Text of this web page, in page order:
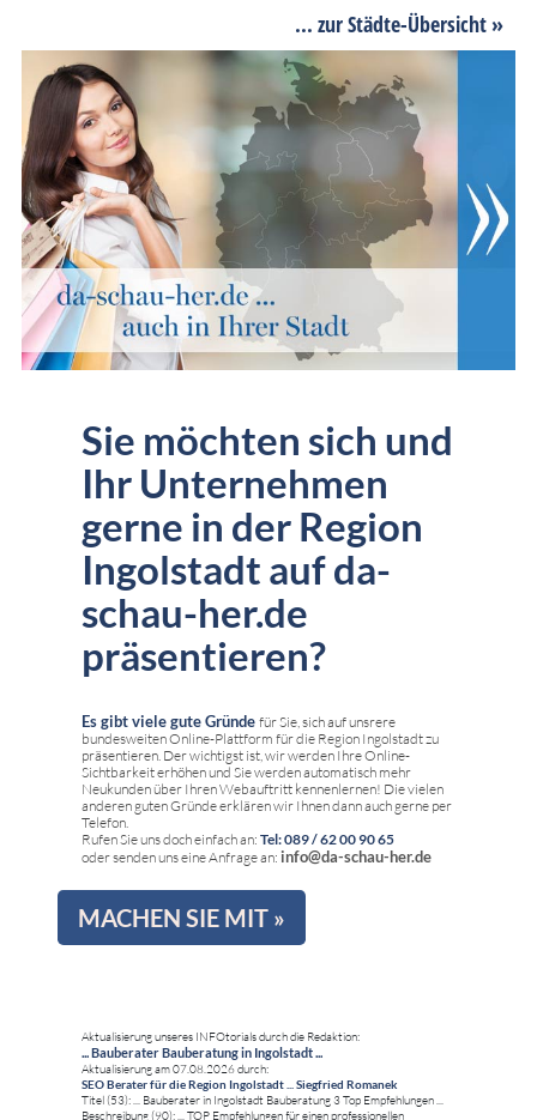
... zur Städte-Übersicht »
Sie möchten sich und
Ihr Unternehmen
gerne in der Region
Ingolstadt auf da-
schau-her.de
präsentieren?
Es gibt viele gute Gründe für Sie, sich auf unsrere
bundesweiten Online-Plattform für die Region Ingolstadt zu
präsentieren. Der wichtigst ist, wir werden Ihre Online-
Sichtbarkeit erhöhen und Sie werden automatisch mehr
Neukunden über Ihren Webauftritt kennenlernen! Die vielen
anderen guten Gründe erklären wir Ihnen dann auch gerne per
Telefon.
Rufen Sie uns doch einfach an: Tel: 089 / 62 00 90 65
oder senden uns eine Anfrage an: info@da-schau-her.de
MACHEN SIE MIT »
Aktualisierung unseres INFOtorials durch die Redaktion:
... Bauberater Bauberatung in Ingolstadt ...
Aktualisierung am 07.08.2026 durch:
SEO Berater für die Region Ingolstadt ... Siegfried Romanek
Titel (53): ... Bauberater in Ingolstadt Bauberatung 3 Top Empfehlungen ...
Beschreibung (90): ... TOP Empfehlungen für einen professionellen